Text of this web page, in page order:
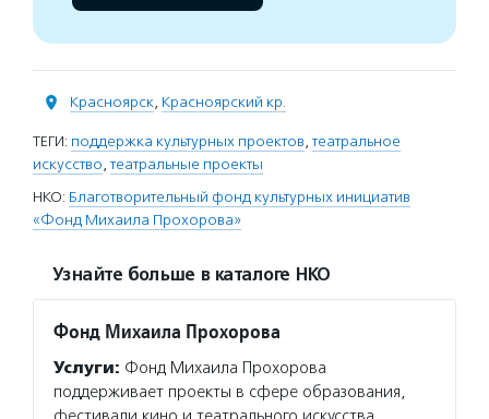
Красноярск, Красноярский кр.
ТЕГИ: поддержка культурных проектов,театральное
искусство,театральные проекты
НКО: Благотворительный фонд культурных инициатив
«Фонд Михаила Прохорова»
Узнайте больше в каталоге НКО
Фонд Михаила Прохорова
Услуги: Фонд Михаила Прохорова
поддерживает проекты в сфере образования,